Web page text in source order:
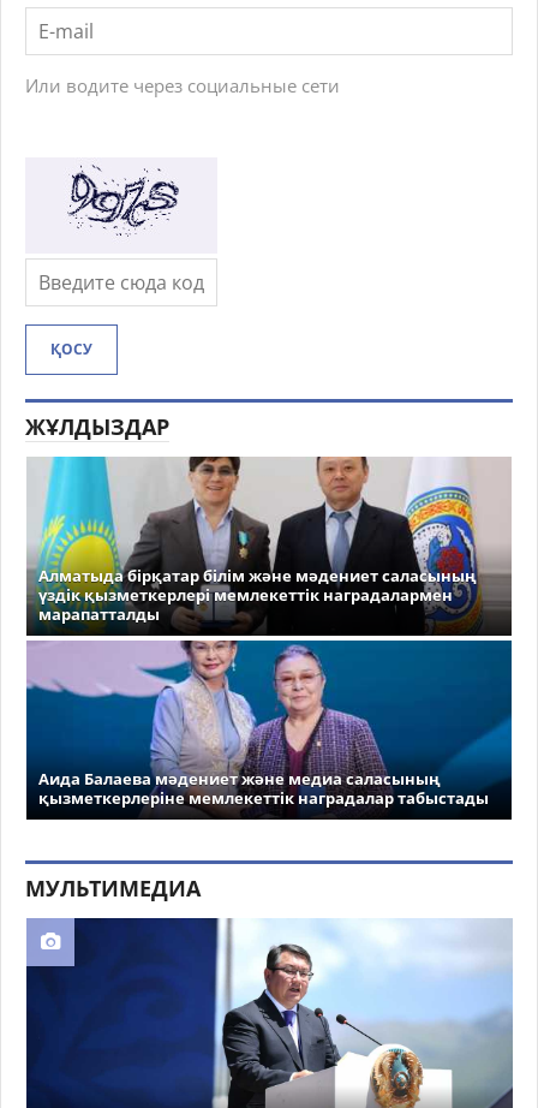
Или водите через социальные сети
ҚОСУ
ЖҰЛДЫЗДАР
Алматыда бірқатар білім және мәдениет саласының
үздік қызметкерлері мемлекеттік наградалармен
марапатталды
Аида Балаева мәдениет және медиа саласының
қызметкерлеріне мемлекеттік наградалар табыстады
МУЛЬТИМЕДИА